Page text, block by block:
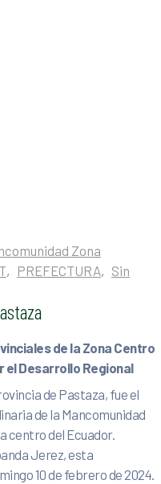
Zona
‚ PREFECTURA‚ Sin
de la Zona Centro
el Desarrollo Regional
de Pastaza, fue el
de la Mancomunidad
centro del Ecuador.
Jerez, esta
10 de febrero de 2024.